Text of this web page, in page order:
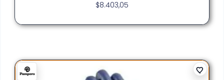
$8.403,05